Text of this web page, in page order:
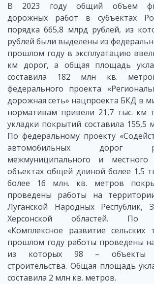
В 2023 году общий объем
дорожных работ в субъектах
порядка 665,8 млрд рублей, из
рублей были выделены из
прошлом году в эксплуатацию
км дорог, а общая площадь
составила 182 млн кв.
федерального проекта
дорожная сеть» нацпроекта БКД в
нормативам привели 21,7 тыс. км
укладки покрытий составила 155,5
По федеральному проекту
автомобильных дорог
межмуниципального и местного
объектах общей длиной более 1,5
более 16 млн. кв. метров
проведены работы на
Луганской Народных Республик,
Херсонской областей. По
«Комплексное развитие сельских
прошлом году работы проведены
из которых 98 – объекты
строительства. Общая площадь
составила 2 млн кв. метров.